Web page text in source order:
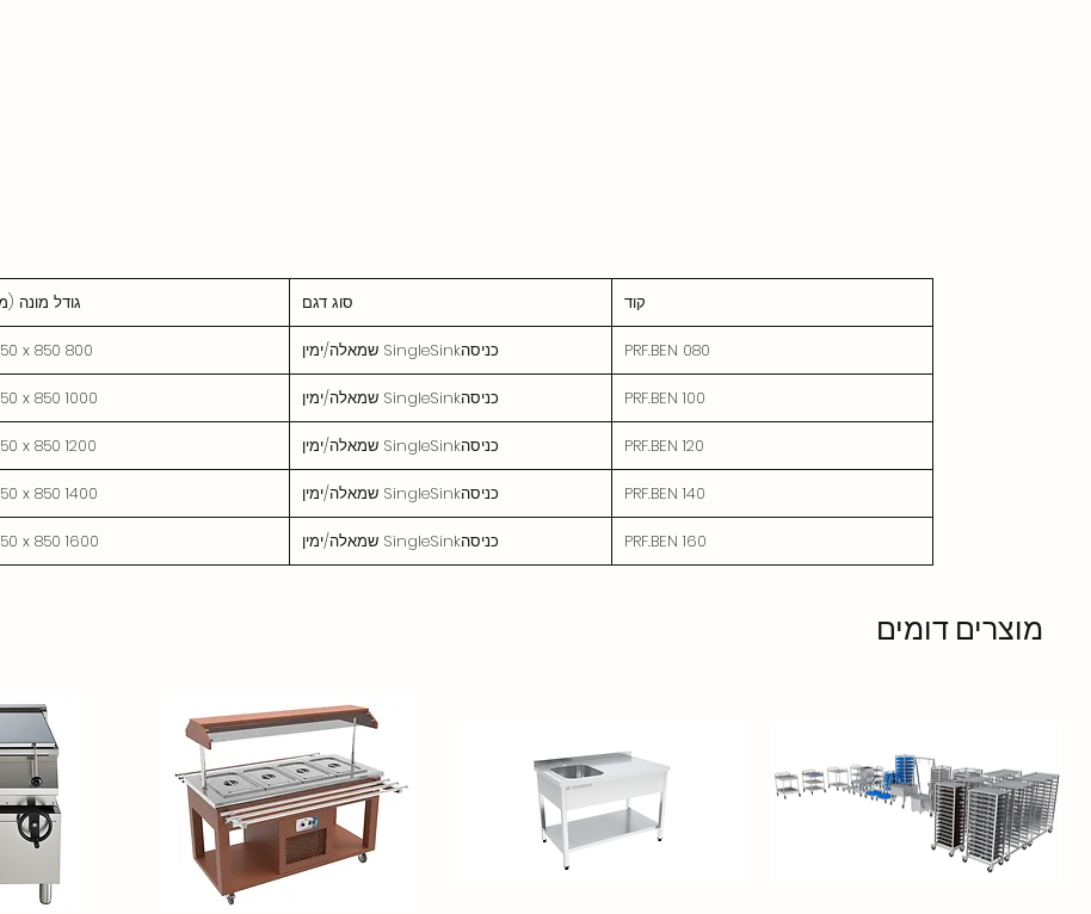
קוד סוג דגם גודל מונה
PRF.BEN 080 כניסהSingleSink שמאלה/ימין 800 x 750 x 850
PRF.BEN 100 כניסהSingleSink שמאלה/ימין 1000 x 750 x 850
PRF.BEN 120 כניסהSingleSink שמאלה/ימין 1200 x 750 x 850
PRF.BEN 140 כניסהSingleSink שמאלה/ימין 1400 x 750 x 850
PRF.BEN 160 כניסהSingleSink שמאלה/ימין 1600 x 750 x 850
מוצרים דומים